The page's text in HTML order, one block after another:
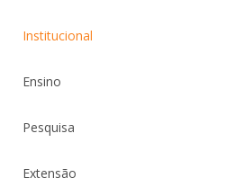
Institucional
Ensino
Pesquisa
Extensão